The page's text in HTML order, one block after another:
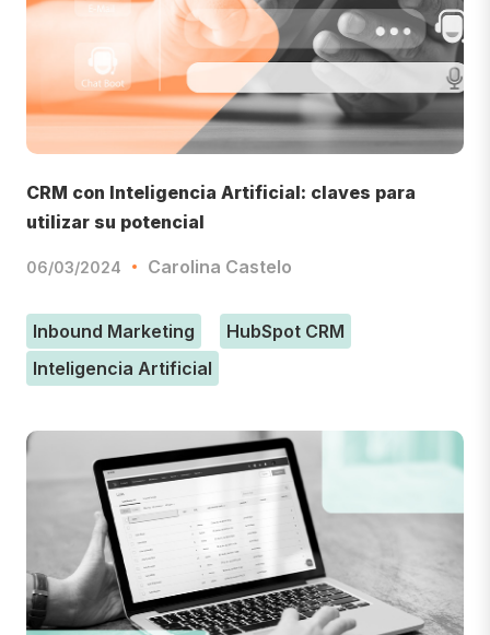
CRM con Inteligencia Artificial: claves para
utilizar su potencial
06/03/2024 Carolina Castelo
Inbound Marketing
HubSpot CRM
Inteligencia Artificial